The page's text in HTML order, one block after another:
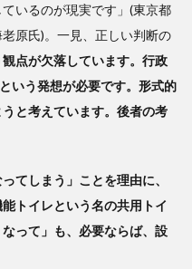
いるのが現実です」(東京都
原氏)。一見、正しい判断の
点が欠落しています。行政
いう発想が必要です。形式的
と考えています。後者の考
てしまう」ことを理由に、
トイレという名の共用トイ
なって」も、必要ならば、設